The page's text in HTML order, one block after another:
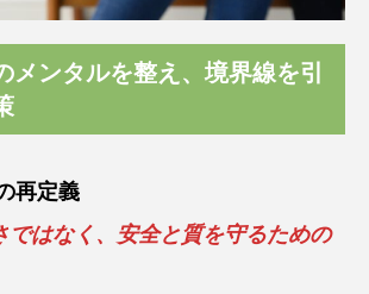
メンタルを整え、境界線を引
再定義
ではなく、安全と質を守るための